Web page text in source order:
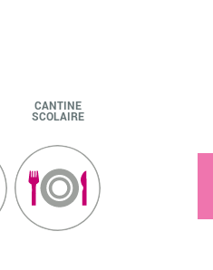
CANTINE
SCOLAIRE